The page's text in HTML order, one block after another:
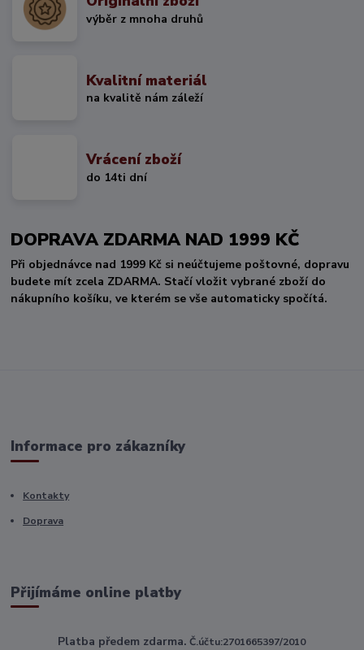
výběr z mnoha druhů
Kvalitní materiál
na kvalitě nám záleží
Vrácení zboží
do 14ti dní
DOPRAVA ZDARMA NAD 1999 KČ
Při objednávce nad 1999 Kč si neúčtujeme poštovné, dopravu
budete mít zcela ZDARMA. Stačí vložit vybrané zboží do
nákupního košíku, ve kterém se vše automaticky spočítá.
Informace pro zákazníky
Kontakty
Doprava
Přijímáme online platby
Platba předem zdarma. Č.účtu:2701665397/2010